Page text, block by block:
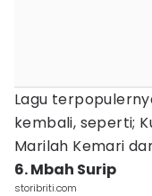
Lagu
kembali, seperti;
Marilah Kemari
6. Mbah Surip
storibriti.com